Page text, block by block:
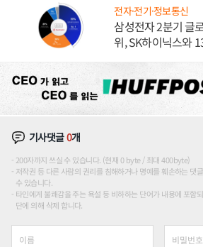
전자·전기·정보통신
삼성전자 2분기 글
위, SK하이닉스와
기사댓글0개
200자까지 쓰실 수 있습니다. (현재 0 byte / 최대 400byte)
저작권 등 다른 사람의 권리를 침해하거나 명예를 훼손하는 댓
수 있습니다.
타인에게 불쾌감을 주는 욕설 등 비하하는 단어가 내용에 포함
단에 의해 삭제 합니다.